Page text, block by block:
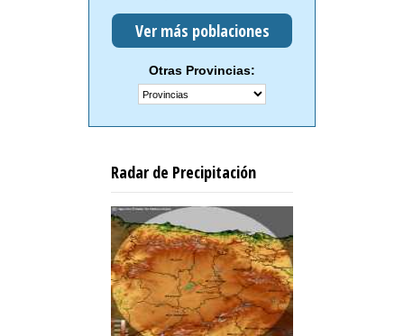
Ver más poblaciones
Otras Provincias:
Radar de Precipitación